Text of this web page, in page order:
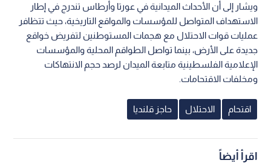
ويشار إلى أن الأحداث الميدانية في عورتا وأرطاس تندرج في إطار
الاستهداف المتواصل للمؤسسات والمواقع التاريخية، حيث تتظافر
عمليات قوات الاحتلال مع هجمات المستوطنين لتفريض خواقع
جديدة على الأرض، بينما تواصل الطواقم المحلية والمؤسسات
الإعلامية الفلسطينية متابعة الميدان لرصد حجم الانتهاكات
ومخلفات الاقتحامات.
اقتحام الاحتلال حاجز قلنديا
اقرأ أيضاً